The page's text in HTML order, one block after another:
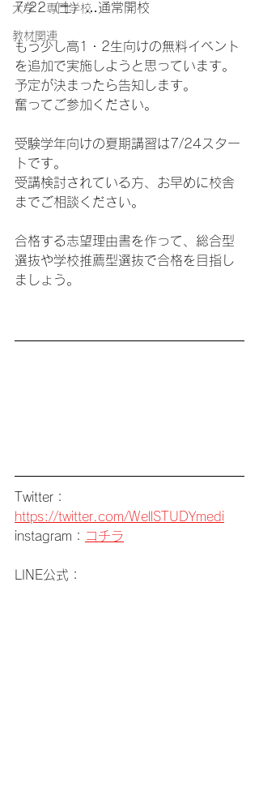
大学・専門学校
教材関連
7/22（土）…通常開校
もう少し高1・2生向けの無料イベント
を追加で実施しようと思っています。
予定が決まったら告知します。
奮ってご参加ください。
受験学年向けの夏期講習は7/24スター
トです。
受講検討されている方、お早めに校舎
までご相談ください。
合格する志望理由書を作って、総合型
選抜や学校推薦型選抜で合格を目指し
ましょう。
Twitter：
https://twitter.com/WellSTUDYmedi
instagram： コチラ
LINE公式：